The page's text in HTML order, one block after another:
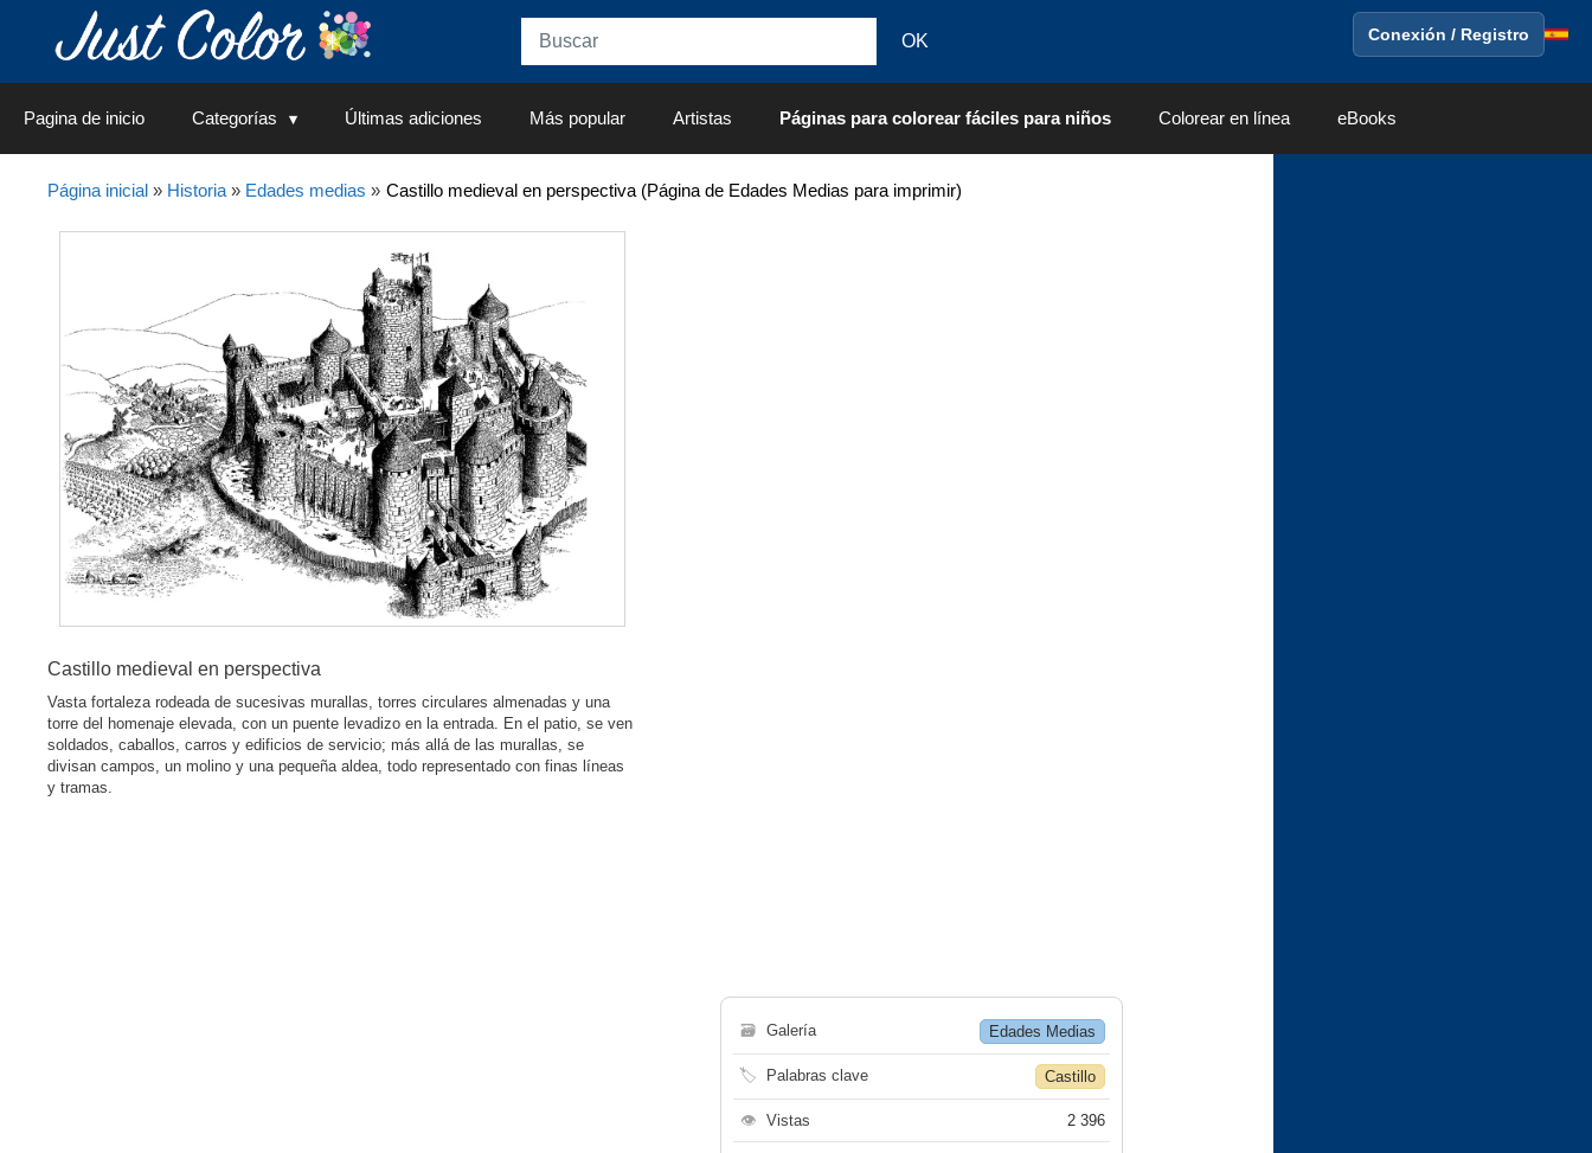
Conexión / Registro
Pagina de inicio Categorías Últimas adiciones Más popular Artistas Páginas para colorear fáciles para niños Colorear en línea eBooks
Página inicial » Historia » Edades medias » Castillo medieval en perspectiva (Página de Edades Medias para imprimir)
Castillo medieval en perspectiva
Vasta fortaleza rodeada de sucesivas murallas, torres circulares almenadas y una
torre del homenaje elevada, con un puente levadizo en la entrada. En el patio, se ven
soldados, caballos, carros y edificios de servicio; más allá de las murallas, se
divisan campos, un molino y una pequeña aldea, todo representado con finas líneas
y tramas.
🗃 Galería Edades Medias
🏷 Palabras clave Castillo
👁 Vistas 2 396